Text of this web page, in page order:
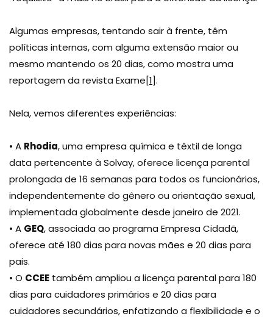
Algumas empresas, tentando sair à frente, têm
políticas internas, com alguma extensão maior ou
mesmo mantendo os 20 dias, como mostra uma
reportagem da revista Exame[1].
Nela, vemos diferentes experiências:
• A Rhodia, uma empresa química e têxtil de longa
data pertencente à Solvay, oferece licença parental
prolongada de 16 semanas para todos os funcionários,
independentemente do gênero ou orientação sexual,
implementada globalmente desde janeiro de 2021.
• A GEQ, associada ao programa Empresa Cidadã,
oferece até 180 dias para novas mães e 20 dias para
pais.
• O CCEE também ampliou a licença parental para 180
dias para cuidadores primários e 20 dias para
cuidadores secundários, enfatizando a flexibilidade e o